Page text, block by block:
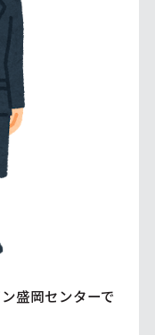
盛岡センターで